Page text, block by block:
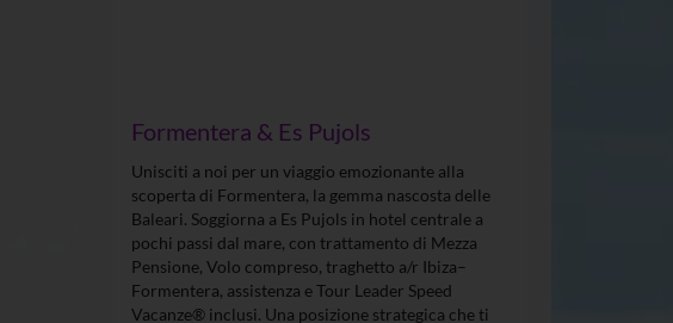
Formentera & Es Pujols
Unisciti a noi per un viaggio emozionante alla
scoperta di Formentera, la gemma nascosta delle
Baleari. Soggiorna a Es Pujols in hotel centrale a
pochi passi dal mare, con trattamento di Mezza
Pensione, Volo compreso, traghetto a/r Ibiza–
Formentera, assistenza e Tour Leader Speed
Vacanze® inclusi. Una posizione strategica che ti